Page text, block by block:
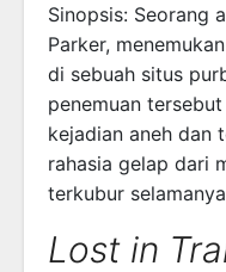
Sinopsis: Seorang
Parker,
di sebuah situs
penemuan
kejadian aneh dan
rahasia gelap dari
terkubur
Lost in